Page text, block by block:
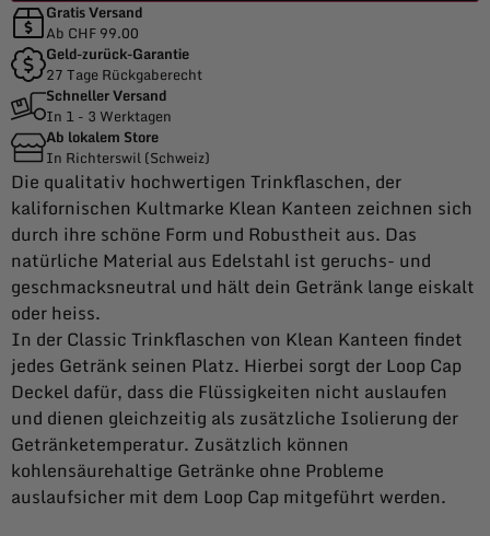
Gratis Versand
Ab CHF 99.00
Geld-zurück-Garantie
27 Tage Rückgaberecht
Schneller Versand
In 1 - 3 Werktagen
Ab lokalem Store
In Richterswil (Schweiz)
Die qualitativ hochwertigen Trinkflaschen, der
kalifornischen Kultmarke Klean Kanteen zeichnen sich
durch ihre schöne Form und Robustheit aus. Das
natürliche Material aus Edelstahl ist geruchs- und
geschmacksneutral und hält dein Getränk lange eiskalt
oder heiss.
In der Classic Trinkflaschen von Klean Kanteen findet
jedes Getränk seinen Platz. Hierbei sorgt der Loop Cap
Deckel dafür, dass die Flüssigkeiten nicht auslaufen
und dienen gleichzeitig als zusätzliche Isolierung der
Getränketemperatur. Zusätzlich können
kohlensäurehaltige Getränke ohne Probleme
auslaufsicher mit dem Loop Cap mitgeführt werden.